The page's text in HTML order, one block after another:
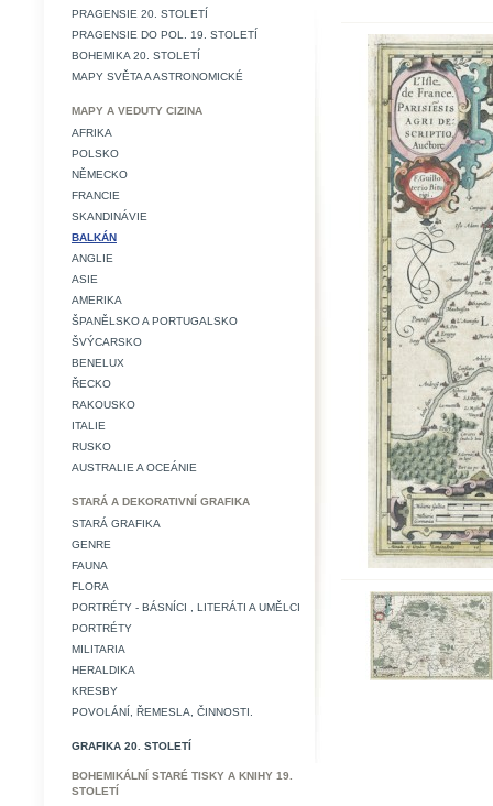
PRAGENSIE 20. STOLETÍ
PRAGENSIE DO POL. 19. STOLETÍ
BOHEMIKA 20. STOLETÍ
MAPY SVĚTA A ASTRONOMICKÉ
MAPY A VEDUTY CIZINA
AFRIKA
POLSKO
NĚMECKO
FRANCIE
SKANDINÁVIE
BALKÁN
ANGLIE
ASIE
AMERIKA
ŠPANĚLSKO A PORTUGALSKO
ŠVÝCARSKO
BENELUX
ŘECKO
RAKOUSKO
ITALIE
RUSKO
AUSTRALIE A OCEÁNIE
STARÁ A DEKORATIVNÍ GRAFIKA
STARÁ GRAFIKA
GENRE
FAUNA
FLORA
PORTRÉTY - BÁSNÍCI , LITERÁTI A UMĚLCI
PORTRÉTY
MILITARIA
HERALDIKA
KRESBY
POVOLÁNÍ, ŘEMESLA, ČINNOSTI.
GRAFIKA 20. STOLETÍ
BOHEMIKÁLNÍ STARÉ TISKY A KNIHY 19.
STOLETÍ